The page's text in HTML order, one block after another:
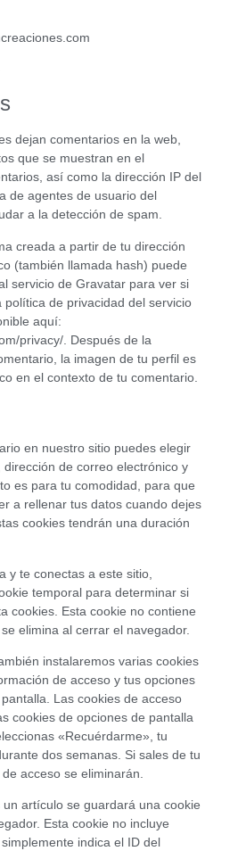
dejan comentarios en la web,
que se muestran en el
así como la dirección IP del
de agentes de usuario del
a la detección de spam.
creada a partir de tu dirección
(también llamada hash) puede
servicio de Gravatar para ver si
política de privacidad del servicio
aquí:
privacy/. Después de la
la imagen de tu perfil es
en el contexto de tu comentario.
en nuestro sitio puedes elegir
de correo electrónico y
es para tu comodidad, para que
a rellenar tus datos cuando dejes
cookies tendrán una duración
y te conectas a este sitio,
temporal para determinar si
cookies. Esta cookie no contiene
elimina al cerrar el navegador.
instalaremos varias cookies
de acceso y tus opciones
Las cookies de acceso
cookies de opciones de pantalla
«Recuérdarme», tu
dos semanas. Si sales de tu
acceso se eliminarán.
un artículo se guardará una cookie
Esta cookie no incluye
indica el ID del